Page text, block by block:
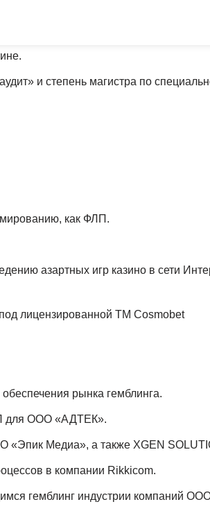
и степень магистра по
как ФЛП.
азартных игр казино в сети
лицензированной ТМ Cosmobet
рынка гемблинга.
для ООО «АДТЕК».
«Эпик Медиа», а также XGEN
в компании Rikkicom.
гемблинг индустрии компаний